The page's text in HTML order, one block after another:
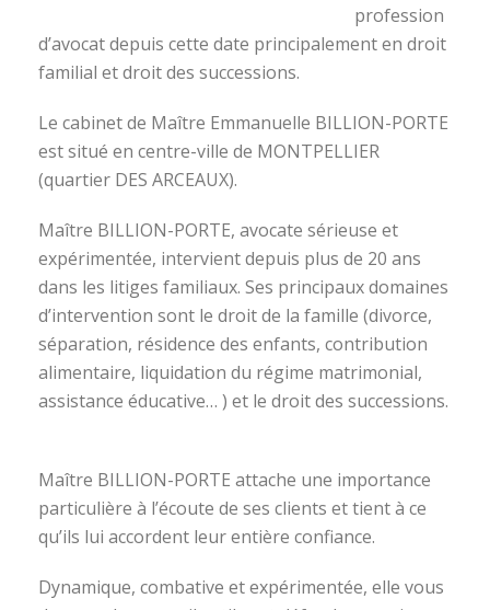
profession
d’avocat depuis cette date principalement en droit
familial et droit des successions.
Le cabinet de Maître Emmanuelle BILLION-PORTE
est situé en centre-ville de MONTPELLIER
(quartier DES ARCEAUX).
Maître BILLION-PORTE, avocate sérieuse et
expérimentée, intervient depuis plus de 20 ans
dans les litiges familiaux. Ses principaux domaines
d’intervention sont le droit de la famille (divorce,
séparation, résidence des enfants, contribution
alimentaire, liquidation du régime matrimonial,
assistance éducative… ) et le droit des successions.
Maître BILLION-PORTE attache une importance
particulière à l’écoute de ses clients et tient à ce
qu’ils lui accordent leur entière confiance.
Dynamique, combative et expérimentée, elle vous